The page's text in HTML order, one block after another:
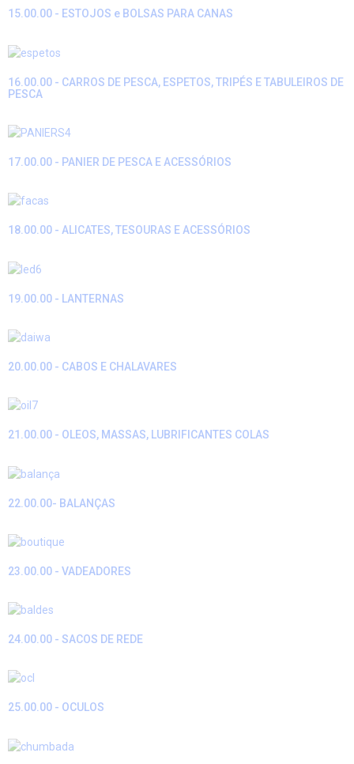
15.00.00 - ESTOJOS e BOLSAS PARA CANAS
16.00.00 - CARROS DE PESCA, ESPETOS, TRIPÉS E TABULEIROS DE
PESCA
17.00.00 - PANIER DE PESCA E ACESSÓRIOS
18.00.00 - ALICATES, TESOURAS E ACESSÓRIOS
19.00.00 - LANTERNAS
20.00.00 - CABOS E CHALAVARES
21.00.00 - OLEOS, MASSAS, LUBRIFICANTES COLAS
22.00.00- BALANÇAS
23.00.00 - VADEADORES
24.00.00 - SACOS DE REDE
25.00.00 - OCULOS